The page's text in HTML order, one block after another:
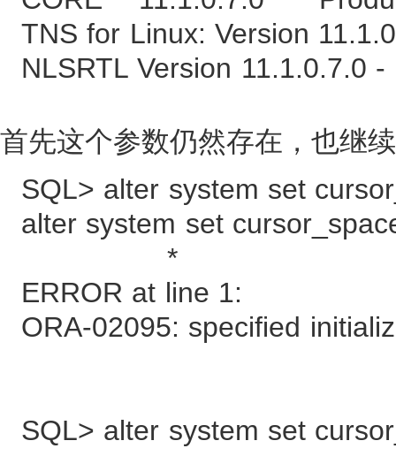
TNS for Linux: Version
NLSRTL Version 11.1.0.7.0
首先这个参数仍然存在，也继
SQL> alter system set
alter system set
*
ERROR at line 1:
ORA-02095: specified
SQL> alter system set